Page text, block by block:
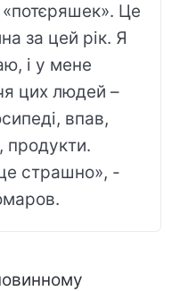
Це
за цей рік. Я
і у мене
цих людей –
впав,
продукти.
страшно», -